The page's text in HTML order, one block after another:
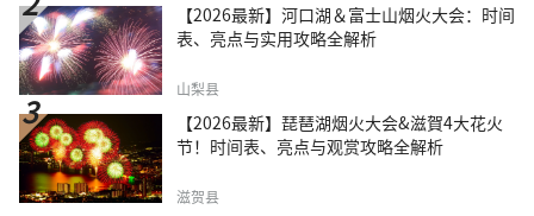
【2026最新】河口湖＆富士山烟火大会：时间
表、亮点与实用攻略全解析
山梨县
【2026最新】琵琶湖烟火大会&滋賀4大花火
节！时间表、亮点与观赏攻略全解析
滋贺县